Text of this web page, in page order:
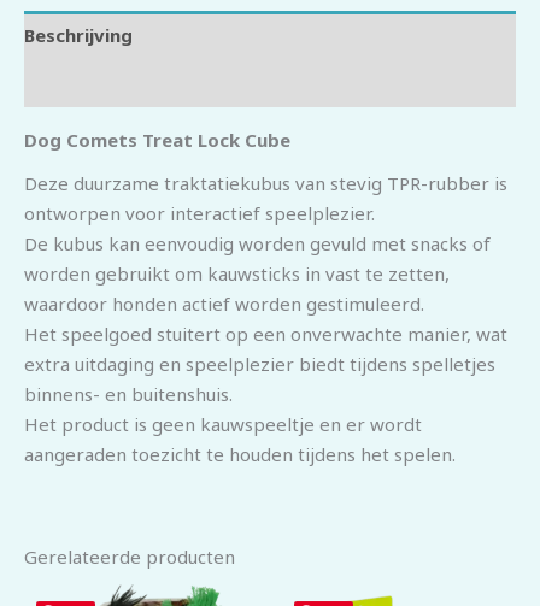
Beschrijving
Dog Comets Treat Lock Cube
Deze duurzame traktatiekubus van stevig TPR-rubber is
ontworpen voor interactief speelplezier.
De kubus kan eenvoudig worden gevuld met snacks of
worden gebruikt om kauwsticks in vast te zetten,
waardoor honden actief worden gestimuleerd.
Het speelgoed stuitert op een onverwachte manier, wat
extra uitdaging en speelplezier biedt tijdens spelletjes
binnens- en buitenshuis.
Het product is geen kauwspeeltje en er wordt
aangeraden toezicht te houden tijdens het spelen.
Gerelateerde producten